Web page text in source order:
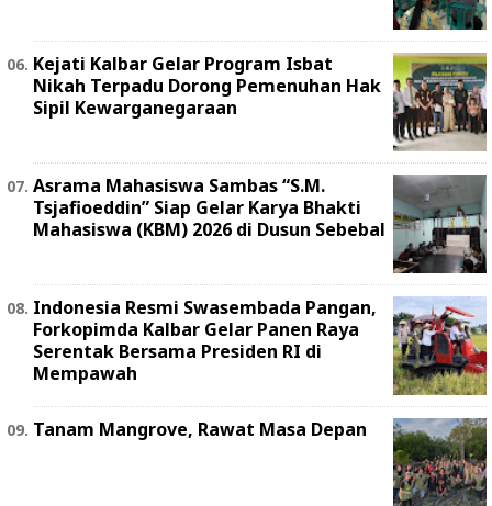
Kejati Kalbar Gelar Program Isbat
Nikah Terpadu Dorong Pemenuhan Hak
Sipil Kewarganegaraan
Asrama Mahasiswa Sambas “S.M.
Tsjafioeddin” Siap Gelar Karya Bhakti
Mahasiswa (KBM) 2026 di Dusun Sebebal
Indonesia Resmi Swasembada Pangan,
Forkopimda Kalbar Gelar Panen Raya
Serentak Bersama Presiden RI di
Mempawah
Tanam Mangrove, Rawat Masa Depan